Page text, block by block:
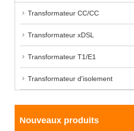
Transformateur CC/CC
Transformateur xDSL
Transformateur T1/E1
Transformateur d'isolement
Nouveaux produits